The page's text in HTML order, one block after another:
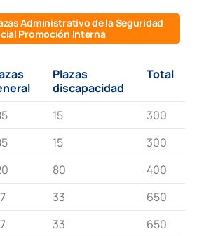
Administrativo de la Seguridad
Promoción Interna
Plazas
discapacidad
Total
15
300
15
300
80
400
33
650
33
650